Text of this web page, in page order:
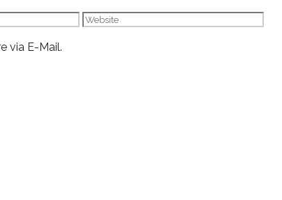
Website
via E-Mail.